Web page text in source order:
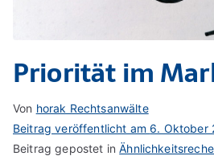
Priorität im
Von horak Rechtsanwälte
Beitrag veröffentlicht am 6. Oktober
Beitrag gepostet in